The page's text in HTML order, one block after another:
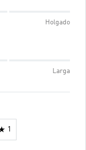
Holgado
Larga
1